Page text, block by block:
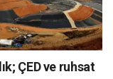
ÇED ve ruhsat